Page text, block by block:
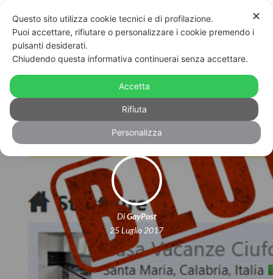
Booking sospende l’inserzione della
casa vacanze calabrese
DiGayPost
25 Luglio 2017
✕
Questo sito utilizza cookie tecnici e di profilazione.
Puoi accettare, rifiutare o personalizzare i cookie premendo i
pulsanti desiderati.
Chiudendo questa informativa continuerai senza accettare.
Accetta
Rifiuta
Personalizza